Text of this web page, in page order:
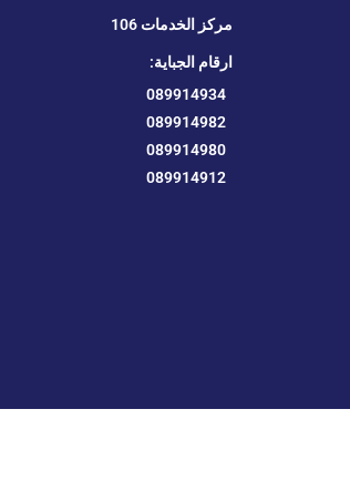
مركز الخدمات 106
ارقام الجباية:
089914934
089914982
089914980
089914912